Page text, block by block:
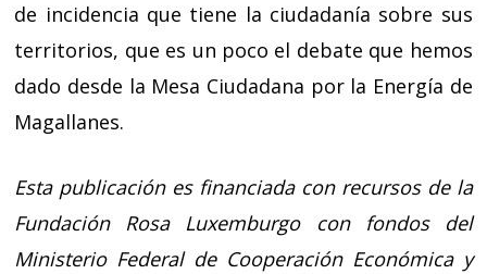
de incidencia que tiene la ciudadanía sobre sus
territorios, que es un poco el debate que hemos
dado desde la Mesa Ciudadana por la Energía de
Magallanes.
Esta publicación es financiada con recursos de la
Fundación Rosa Luxemburgo con fondos del
Ministerio Federal de Cooperación Económica y